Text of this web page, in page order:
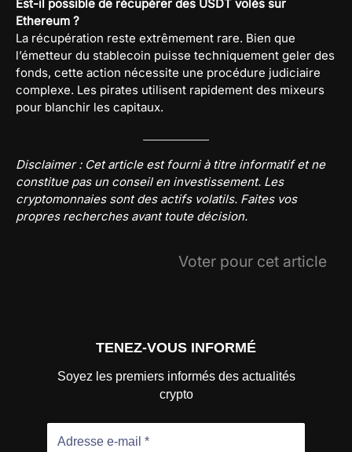
Est-il possible de récupérer des USDT volés sur
Ethereum ?
La récupération reste extrêmement rare. Bien que
l’émetteur du stablecoin puisse techniquement geler des
fonds, cette action nécessite une procédure judiciaire
complexe. Les pirates utilisent rapidement des mixeurs
pour blanchir les capitaux.
Disclaimer : Cet article est fourni à titre informatif et ne
constitue pas un conseil en investissement. Les
cryptomonnaies sont des actifs volatils. Faites vos
propres recherches avant toute décision.
Voter pour cet article
TENEZ-VOUS INFORMÉ
Soyez les premiers informés des actualités
crypto